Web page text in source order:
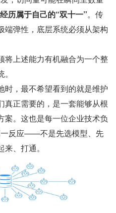
历属于自己的“双十一”。传
端弹性，底层系统必须从架构
将上述能力有机融合为一个整
时，最不希望看到的就是维护
真正需要的，是一套能够从根
案。这也是每一位企业技术负
一反应——不是先选模型、先
、打通。